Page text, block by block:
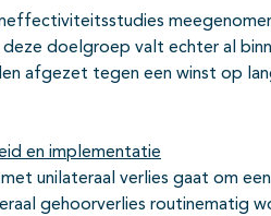
doelgroep valt echter al
afgezet tegen een winst op
en implementatie
unilateraal verlies gaat om
gehoorverlies routinematig